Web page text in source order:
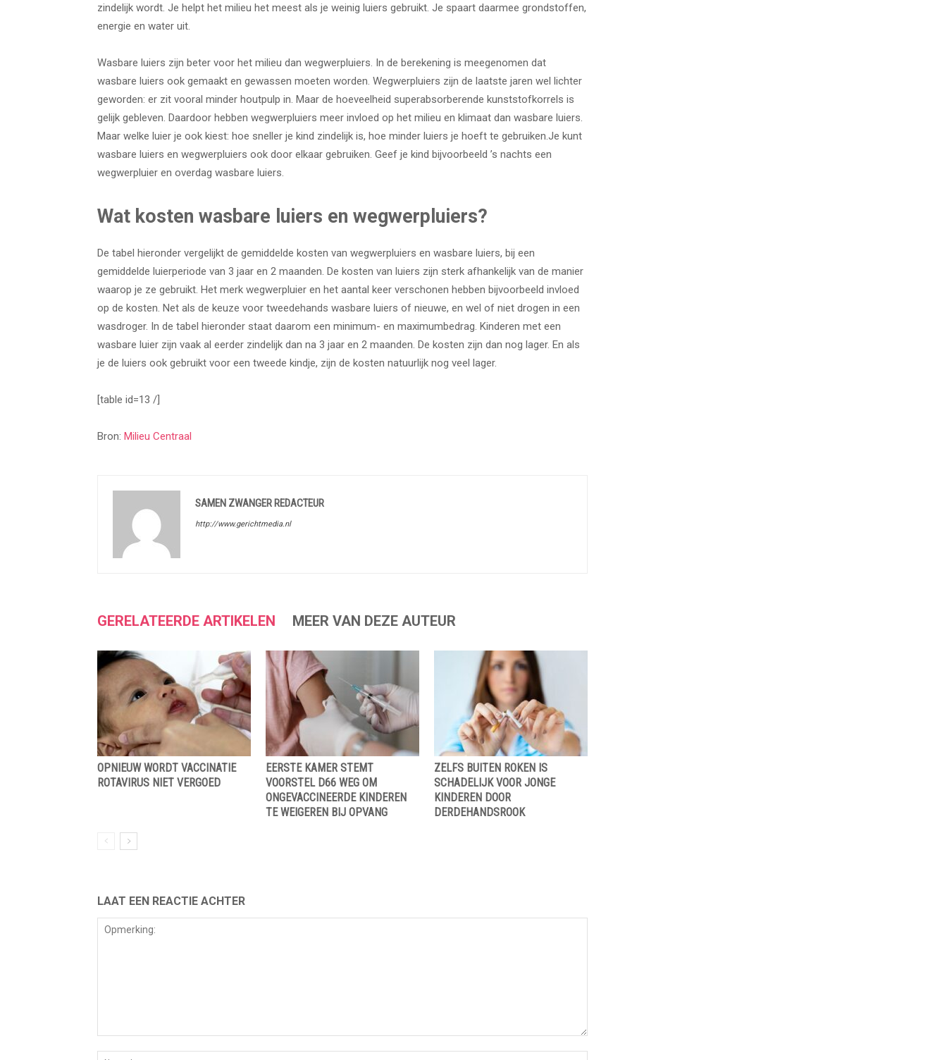
zindelijk wordt. Je helpt het milieu het meest als je weinig luiers gebruikt. Je spaart daarmee grondstoffen,
energie en water uit.
Wasbare luiers zijn beter voor het milieu dan wegwerpluiers. In de berekening is meegenomen dat
wasbare luiers ook gemaakt en gewassen moeten worden. Wegwerpluiers zijn de laatste jaren wel lichter
geworden: er zit vooral minder houtpulp in. Maar de hoeveelheid superabsorberende kunststofkorrels is
gelijk gebleven. Daardoor hebben wegwerpluiers meer invloed op het milieu en klimaat dan wasbare luiers.
Maar welke luier je ook kiest: hoe sneller je kind zindelijk is, hoe minder luiers je hoeft te gebruiken. Je kunt
wasbare luiers en wegwerpluiers ook door elkaar gebruiken. Geef je kind bijvoorbeeld ’s nachts een
wegwerpluier en overdag wasbare luiers.
Wat kosten wasbare luiers en wegwerpluiers?
De tabel hieronder vergelijkt de gemiddelde kosten van wegwerpluiers en wasbare luiers, bij een
gemiddelde luierperiode van 3 jaar en 2 maanden. De kosten van luiers zijn sterk afhankelijk van de manier
waarop je ze gebruikt. Het merk wegwerpluier en het aantal keer verschonen hebben bijvoorbeeld invloed
op de kosten. Net als de keuze voor tweedehands wasbare luiers of nieuwe, en wel of niet drogen in een
wasdroger. In de tabel hieronder staat daarom een minimum- en maximumbedrag. Kinderen met een
wasbare luier zijn vaak al eerder zindelijk dan na 3 jaar en 2 maanden. De kosten zijn dan nog lager. En als
je de luiers ook gebruikt voor een tweede kindje, zijn de kosten natuurlijk nog veel lager.
[table id=13 /]
Bron: Milieu Centraal
SAMEN ZWANGER REDACTEUR
http://www.gerichtmedia.nl
GERELATEERDE ARTIKELEN MEER VAN DEZE AUTEUR
OPNIEUW WORDT VACCINATIE
ROTAVIRUS NIET VERGOED
EERSTE KAMER STEMT
VOORSTEL D66 WEG OM
ONGEVACCINEERDE KINDEREN
TE WEIGEREN BIJ OPVANG
ZELFS BUITEN ROKEN IS
SCHADELIJK VOOR JONGE
KINDEREN DOOR
DERDEHANDSROOK
LAAT EEN REACTIE ACHTER